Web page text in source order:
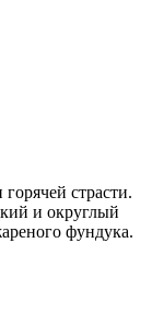
страсти.
и округлый
фундука.